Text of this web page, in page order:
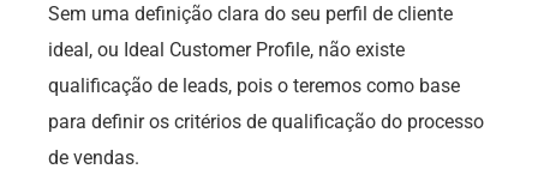
Sem uma definição clara do seu perfil de cliente
ideal, ou Ideal Customer Profile, não existe
qualificação de leads, pois o teremos como base
para definir os critérios de qualificação do processo
de vendas.